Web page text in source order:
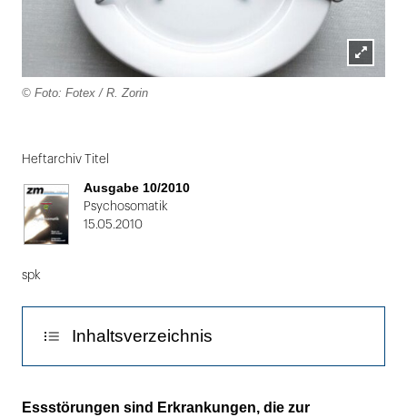
Lightbox
© Foto: Fotex / R. Zorin
1
von
2
Heftarchiv Titel
Ausgabe 10/2010
Psychosomatik
15.05.2010
spk
Inhaltsverzeichnis
Ätiologie
Essstörungen sind Erkrankungen, die zur